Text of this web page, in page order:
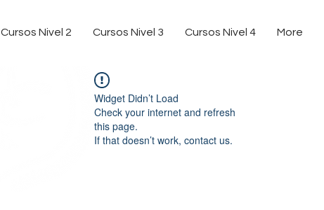
Cursos Nivel 2 Cursos Nivel 3 Cursos Nivel 4 More
Widget Didn’t Load
Check your internet and refresh
this page.
If that doesn’t work, contact us.